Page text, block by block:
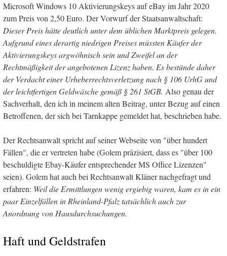
Microsoft Windows 10 Aktivierungskeys auf eBay im Jahr 2020
zum Preis von 2,50 Euro. Der Vorwurf der Staatsanwaltschaft:
Dieser Preis hätte deutlich unter dem üblichen Marktpreis gelegen.
Aufgrund eines derartig niedrigen Preises müssten Käufer der
Aktivierungskeys argwöhnisch sein und Zweifel an der
Rechtmäßigkeit der angebotenen Lizenz haben. Es bestünde daher
der Verdacht einer Urheberrechtsverletzung nach § 106 UrhG und
der leichtfertigen Geldwäsche gemäß § 261 StGB. Also genau der
Sachverhalt, den ich in meinem alten Beitrag, unter Bezug auf einen
Betroffenen, der sich bei Tarnkappe gemeldet hat, beschrieben habe.
Der Rechtsanwalt spricht auf seiner Webseite von "über hundert
Fällen", die er vertreten habe (Golem präzisiert, dass es "über 100
beschuldigte Ebay-Käufer entsprechender MS Office Lizenzen"
seien). Golem hat auch bei Rechtsanwalt Kläner nachgefragt und
erfahren: Weil die Ermittlungen wenig ergiebig waren, kam es in ein
paar Einzelfällen in Rheinland-Pfalz tatsächlich auch zur
Anordnung von Hausdurchsuchungen.
Haft und Geldstrafen